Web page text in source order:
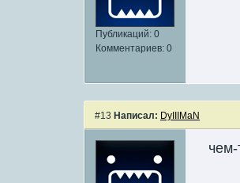
Публикаций: 0
Комментариев: 0
#13 Написал: DyIIIMaN
чем-